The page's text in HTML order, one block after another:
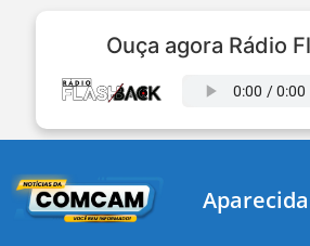
Ouça agora Rádio